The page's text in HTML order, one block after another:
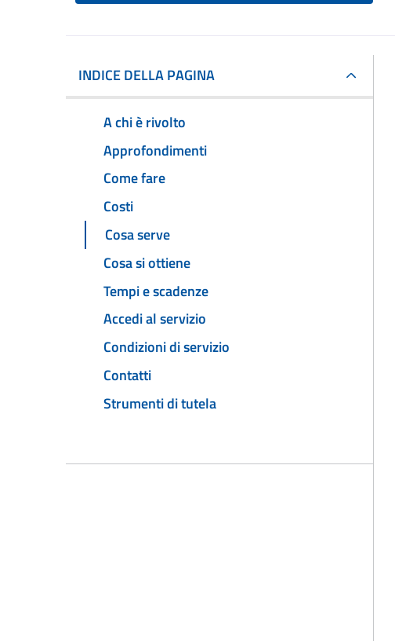
INDICE DELLA PAGINA
A chi è rivolto
Approfondimenti
Come fare
Costi
Cosa serve
Cosa si ottiene
Tempi e scadenze
Accedi al servizio
Condizioni di servizio
Contatti
Strumenti di tutela